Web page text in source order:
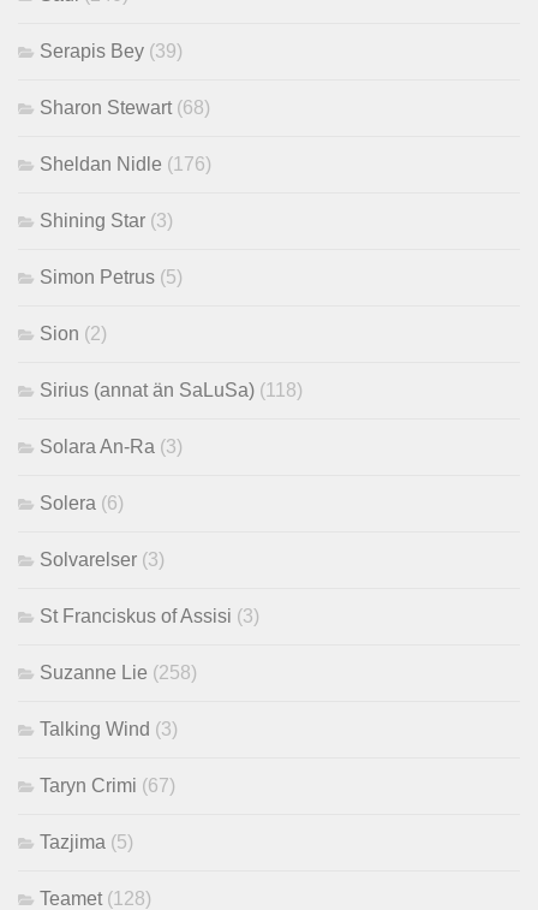
Serapis Bey (39)
Sharon Stewart (68)
Sheldan Nidle (176)
Shining Star (3)
Simon Petrus (5)
Sion (2)
Sirius (annat än SaLuSa) (118)
Solara An-Ra (3)
Solera (6)
Solvarelser (3)
St Franciskus of Assisi (3)
Suzanne Lie (258)
Talking Wind (3)
Taryn Crimi (67)
Tazjima (5)
Teamet (128)